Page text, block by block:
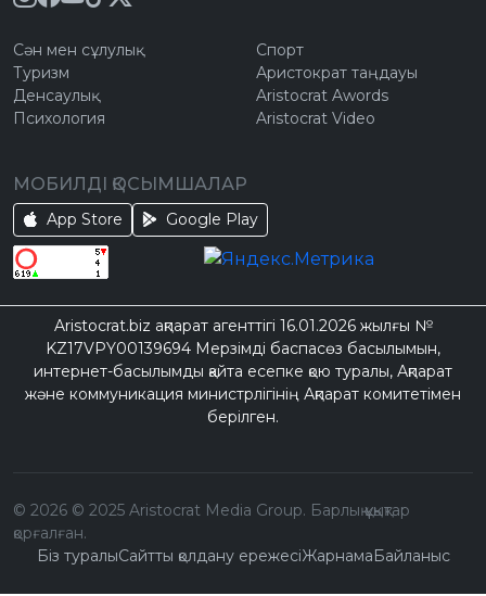
Сән мен сұлулық
Туризм
Денсаулық
Психология
Спорт
Аристократ таңдауы
Aristocrat Awords
Aristocrat Video
МОБИЛДІ ҚОСЫМШАЛАР
App Store Google Play
Aristocrat.biz ақпарат агенттігі 16.01.2026 жылғы №
KZ17VPY00139694 Мерзімді баспасөз басылымын,
интернет-басылымды қайта есепке қою туралы, Ақпарат
және коммуникация министрлігінің Ақпарат комитетімен
берілген.
© 2026 © 2025 Aristocrat Media Group. Барлық құқықтар
қорғалған.
Біз туралыСайтты қолдану ережесіЖарнамаБайланыс